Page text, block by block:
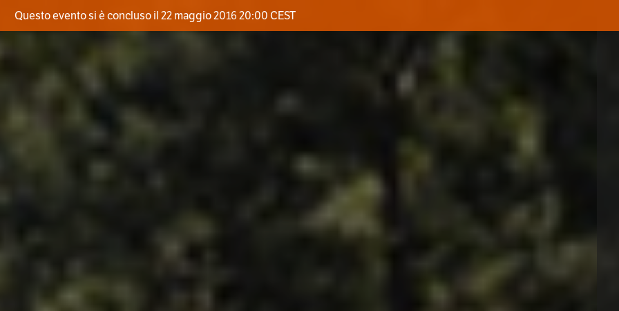
Questo evento si è concluso il 22 maggio 2016 20:00 CEST